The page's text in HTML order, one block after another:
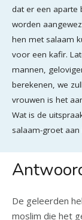
dat er een aparte
worden
hen met salaam
voor een kafir.
mannen,
berekenen, we
vrouwen is het
Wat is de
salaam-groet
De geleerden
moslim die het